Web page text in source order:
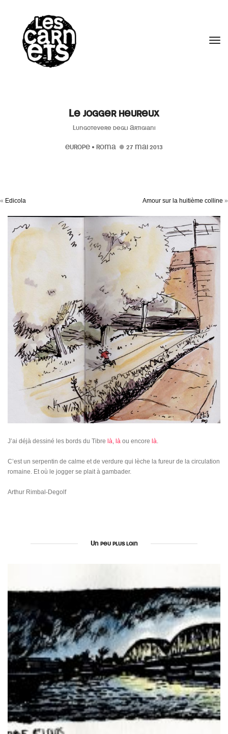
Le jogger heureux
Lungotevere degli Artigiani
EUROPE • ROMA 27 MAI 2013
« Edicola Amour sur la huitième colline »
J’ai déjà dessiné les bords du Tibre là là ou encore là
C’est un serpentin de calme et de verdure qui lèche la fureur de la circulation
romaine. Et où le jogger se plait à gambader.
Arthur Rimbal-Degolf
Un peu plus loin